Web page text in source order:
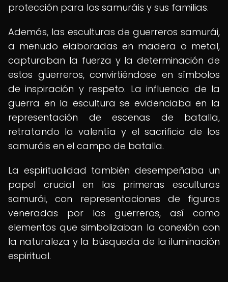
protección para los samuráis y sus familias.
Además, las esculturas de guerreros samurái,
a menudo elaboradas en madera o metal,
capturaban la fuerza y la determinación de
estos guerreros, convirtiéndose en símbolos
de inspiración y respeto. La influencia de la
guerra en la escultura se evidenciaba en la
representación de escenas de batalla,
retratando la valentía y el sacrificio de los
samuráis en el campo de batalla.
La espiritualidad también desempeñaba un
papel crucial en las primeras esculturas
samurái, con representaciones de figuras
veneradas por los guerreros, así como
elementos que simbolizaban la conexión con
la naturaleza y la búsqueda de la iluminación
espiritual.